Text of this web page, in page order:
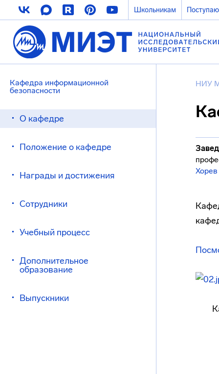
Школьникам
Кафедра информационной
безопасности
О кафедре
Положение о кафедре
Награды и достижения
Сотрудники
Учебный процесс
Дополнительное
образование
Выпускники
НИУ
Хорев